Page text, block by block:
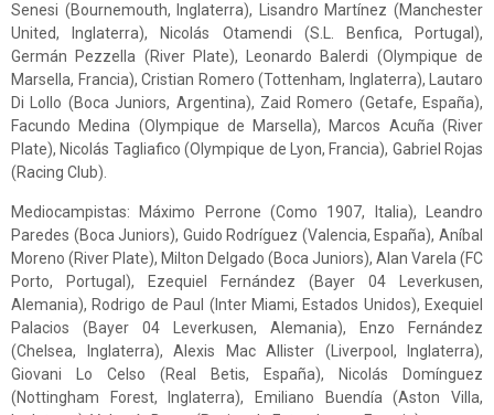
Senesi (Bournemouth, Inglaterra), Lisandro Martínez (Manchester
United, Inglaterra), Nicolás Otamendi (S.L. Benfica, Portugal),
Germán Pezzella (River Plate), Leonardo Balerdi (Olympique de
Marsella, Francia), Cristian Romero (Tottenham, Inglaterra), Lautaro
Di Lollo (Boca Juniors, Argentina), Zaid Romero (Getafe, España),
Facundo Medina (Olympique de Marsella), Marcos Acuña (River
Plate), Nicolás Tagliafico (Olympique de Lyon, Francia), Gabriel Rojas
(Racing Club).
Mediocampistas: Máximo Perrone (Como 1907, Italia), ‌Leandro
Paredes (Boca Juniors), Guido Rodríguez (Valencia, España), Aníbal
Moreno (River Plate), Milton Delgado (Boca Juniors), Alan Varela (FC
Porto, Portugal), Ezequiel ⁠Fernández (Bayer 04 Leverkusen,
Alemania), Rodrigo de Paul (Inter Miami, Estados Unidos), Exequiel
Palacios (Bayer 04 Leverkusen, Alemania), Enzo Fernández
(Chelsea, Inglaterra), Alexis Mac Allister (Liverpool, Inglaterra),
Giovani Lo Celso (Real Betis, España), ⁠Nicolás Domínguez
(Nottingham Forest, Inglaterra), Emiliano Buendía (Aston Villa,